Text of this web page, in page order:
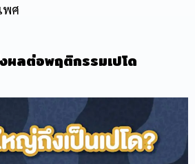
พศ
ผลต่อพฤติกรรมเปโด